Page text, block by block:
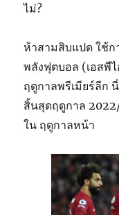
ไม่?
ห้าสามสิบแปด ใช้
พลังฟุตบอล (เอสพี
ฤดูกาลพรีเมียร์ลีก
สิ้นสุดฤดูกาล
ใน ฤดูกาลหน้า